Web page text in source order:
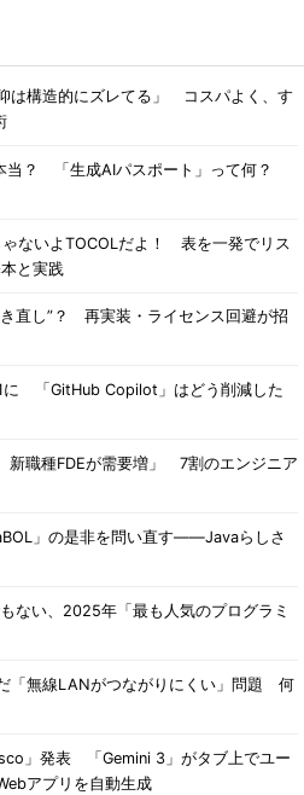
は構造的にズレてる」 コスパよく、す
当？ 「生成AIパスポート」って何？
ゃないよTOCOLだよ！ 表を一発でリス
と実践
直し”？ 再実装・ライセンス回避が招
に 「GitHub Copilot」はどう削減した
新職種FDEが需要増」 7割のエンジニア
」の是非を問い直す――Javaらしさ
ない、2025年「最も人気のプログラミ
「無線LANがつながりにくい」問題 何
」発表 「Gemini 3」がタブ上でユー
アプリを自動生成